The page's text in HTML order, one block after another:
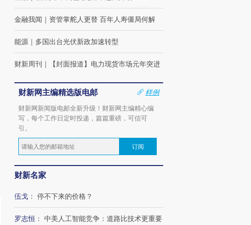
金融我闻 ｜ 资管掌舵人更替 百年人寿僵局何解
能源 ｜ 多国出台光伏新政加速转型
财新周刊 ｜ 【封面报道】电力现货市场元年突进
财新网主编精选版电邮
样例
财新网新闻版电邮全新升级！财新网主编精心编
写，每个工作日定时投递，篇篇重磅，可信可
引。
订阅
财新名家
伍戈 ： 停不下来的价格？
罗志恒 ： 中美人工智能竞争：道路比技术更重要